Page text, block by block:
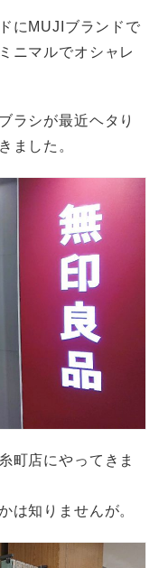
にMUJIブランドで
ニマルでオシャレ
ラシが最近ヘタり
ました。
町店にやってきま
は知りませんが。